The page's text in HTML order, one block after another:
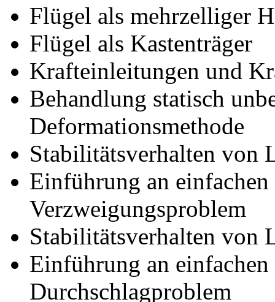
Flügel als mehrzelliger
Flügel als Kastenträger
Krafteinleitungen und
Behandlung statisch
Deformationsmethode
Stabilitätsverhalten von
Einführung an
Verzweigungsproblem
Stabilitätsverhalten von
Einführung an
Durchschlagproblem